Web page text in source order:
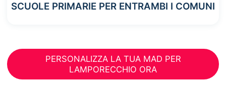
SCUOLE PRIMARIE PER ENTRAMBI I COMUNI
PERSONALIZZA LA TUA MAD PER
LAMPORECCHIO ORA